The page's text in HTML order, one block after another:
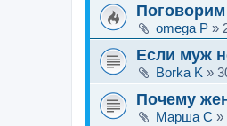
omega P »
Если муж
Borka K »
Почему
Марша C »